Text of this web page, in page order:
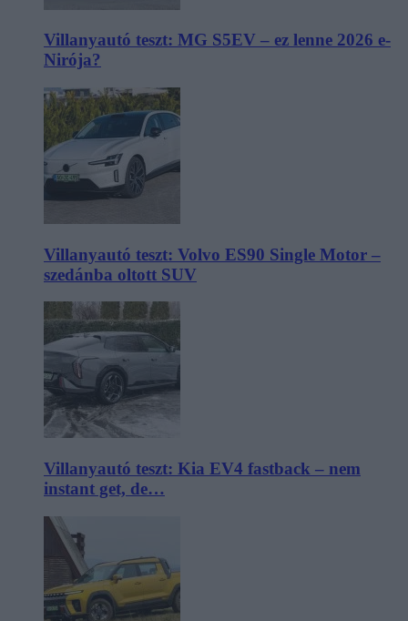
Villanyautó teszt: MG S5EV – ez lenne 2026 e-
Nirója?
Villanyautó teszt: Volvo ES90 Single Motor –
szedánba oltott SUV
Villanyautó teszt: Kia EV4 fastback – nem
instant get, de…